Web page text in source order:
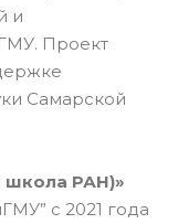
и
Проект
Самарской
школа РАН)»
с 2021 года